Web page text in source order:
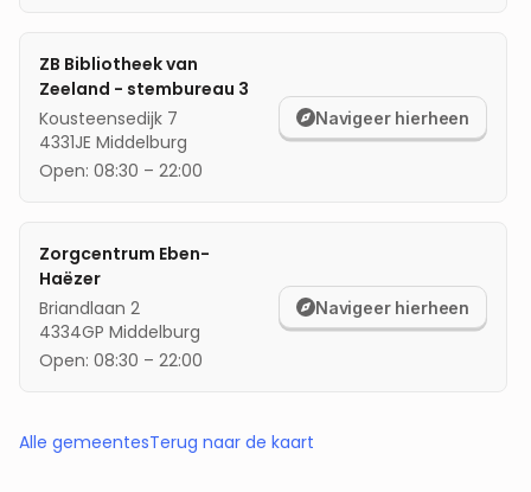
ZB Bibliotheek van
Zeeland - stembureau 3
Kousteensedijk 7
4331JE Middelburg
Open: 08:30 – 22:00
Navigeer hierheen
Zorgcentrum Eben-
Haëzer
Briandlaan 2
4334GP Middelburg
Open: 08:30 – 22:00
Navigeer hierheen
Alle gemeentesTerug naar de kaart